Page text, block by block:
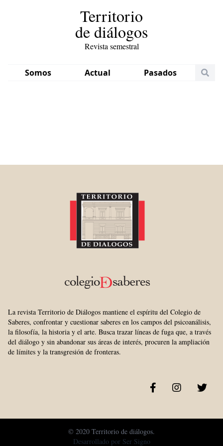
Territorio
de diálogos
Revista semestral
Somos Actual Pasados
La revista Territorio de Diálogos mantiene el espíritu del Colegio de
Saberes, confrontar y cuestionar saberes en los campos del psicoanálisis,
la filosofía, la historia y el arte. Busca trazar líneas de fuga que, a través
del diálogo y sin abandonar sus áreas de interés, procuren la ampliación
de límites y la transgresión de fronteras.
© 2020 Territorio de diálogos.
Desarrollado por Ser Signo